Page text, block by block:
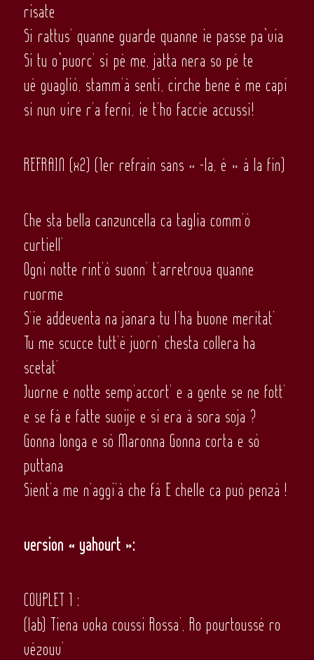
risate
Sí rattus’ quanne guarde quanne ie passe pa`via
Si tu o`puorc’ sì pè me, jatta nera so pé te
uè guagliò, stamm’à sentí, cirche bene è me capí
si nun vire r’a fernì, ie t’ho faccie accussì!
REFRAIN (x2) (1er refrain sans « -la, é » à la fin)
Che sta bella canzuncella ca taglia comm’ò
curtiell’
Ogni notte rint’ò suonn’ t’arretrova quanne
ruorme
S’ie addeventa na janara tu l’ha buone meritat’
Tu me scucce tutt’è juorn’ chesta collera ha
scetat’
Juorne e notte semp’accort’ e a gente se ne fott’
e se fà e fatte suoije e si era à sora soja ?
Gonna longa e sò Maronna Gonna corta e sò
puttana
Sient’a me n’aggi’à che fá E chelle ca può penzá !
version « yahourt »:
COUPLET 1 :
(lab) Tiena voka coussi Rossa’, Ro pourtoussé ro
vézouv’